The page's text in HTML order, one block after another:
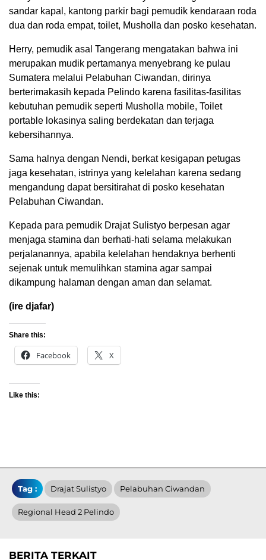
sandar kapal, kantong parkir bagi pemudik kendaraan roda
dua dan roda empat, toilet, Musholla dan posko kesehatan.
Herry, pemudik asal Tangerang mengatakan bahwa ini
merupakan mudik pertamanya menyebrang ke pulau
Sumatera melalui Pelabuhan Ciwandan, dirinya
berterimakasih kepada Pelindo karena fasilitas-fasilitas
kebutuhan pemudik seperti Musholla mobile, Toilet
portable lokasinya saling berdekatan dan terjaga
kebersihannya.
Sama halnya dengan Nendi, berkat kesigapan petugas
jaga kesehatan, istrinya yang kelelahan karena sedang
mengandung dapat bersitirahat di posko kesehatan
Pelabuhan Ciwandan.
Kepada para pemudik Drajat Sulistyo berpesan agar
menjaga stamina dan berhati-hati selama melakukan
perjalanannya, apabila kelelahan hendaknya berhenti
sejenak untuk memulihkan stamina agar sampai
dikampung halaman dengan aman dan selamat.
(ire djafar)
Share this:
Facebook X
Like this:
Tag : Drajat Sulistyo Pelabuhan Ciwandan
Regional Head 2 Pelindo
BERITA TERKAIT